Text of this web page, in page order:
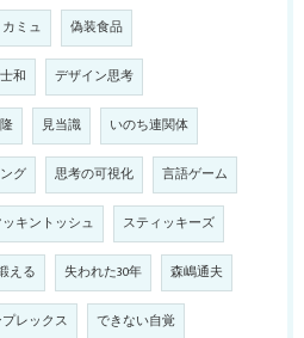
カミュ 偽装食品
和 デザイン思考
見当識 いのち連関体
グ 思考の可視化 言語ゲーム
キントッシュ スティッキーズ
える 失われた30年 森嶋通夫
レックス できない自覚